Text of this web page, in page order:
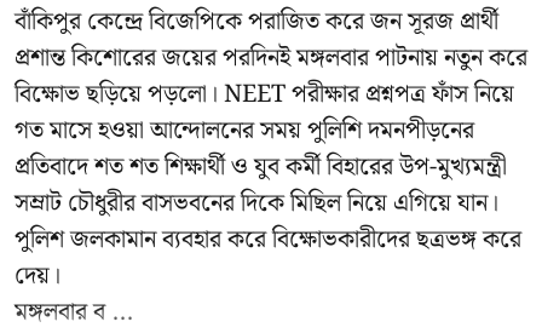
বাঁকিপুর কেন্দ্রে বিজেপিকে পরাজিত করে জন সূরজ প্রার্থী
প্রশান্ত কিশোরের জয়ের পরদিনই মঙ্গলবার পাটনায় নতুন করে
বিক্ষোভ ছড়িয়ে পড়লো। NEET পরীক্ষার প্রশ্নপত্র ফাঁস নিয়ে
গত মাসে হওয়া আন্দোলনের সময় পুলিশি দমনপীড়নের
প্রতিবাদে শত শত শিক্ষার্থী ও যুব কর্মী বিহারের উপ-মুখ্যমন্ত্রী
সম্রাট চৌধুরীর বাসভবনের দিকে মিছিল নিয়ে এগিয়ে যান।
পুলিশ জলকামান ব্যবহার করে বিক্ষোভকারীদের ছত্রভঙ্গ করে
দেয়।
মঙ্গলবার ব ...